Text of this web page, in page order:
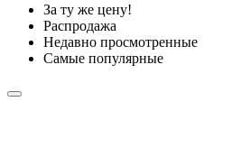
За ту же цену!
Распродажа
Недавно просмотренные
Самые популярные